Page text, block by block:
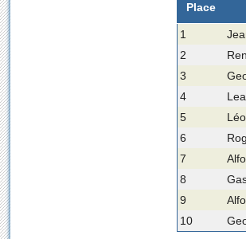
Place
1
2
3
4
5
6
7
8
9
10